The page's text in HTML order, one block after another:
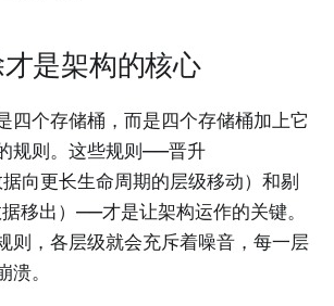
是架构的核心
四个存储桶，而是四个存储桶加上它
规则。这些规则——晋升
据向更长生命周期的层级移动）和剔
移出）——才是让架构运作的关键。
则，各层级就会充斥着噪音，每一层
溃。